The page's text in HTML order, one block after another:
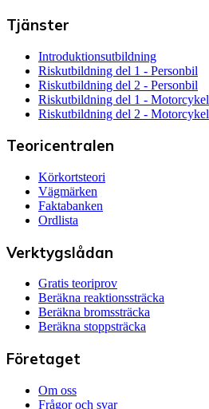
Tjänster
Introduktionsutbildning
Riskutbildning del 1 - Personbil
Riskutbildning del 2 - Personbil
Riskutbildning del 1 - Motorcykel
Riskutbildning del 2 - Motorcykel
Teoricentralen
Körkortsteori
Vägmärken
Faktabanken
Ordlista
Verktygslådan
Gratis teoriprov
Beräkna reaktionssträcka
Beräkna bromssträcka
Beräkna stoppsträcka
Företaget
Om oss
Frågor och svar